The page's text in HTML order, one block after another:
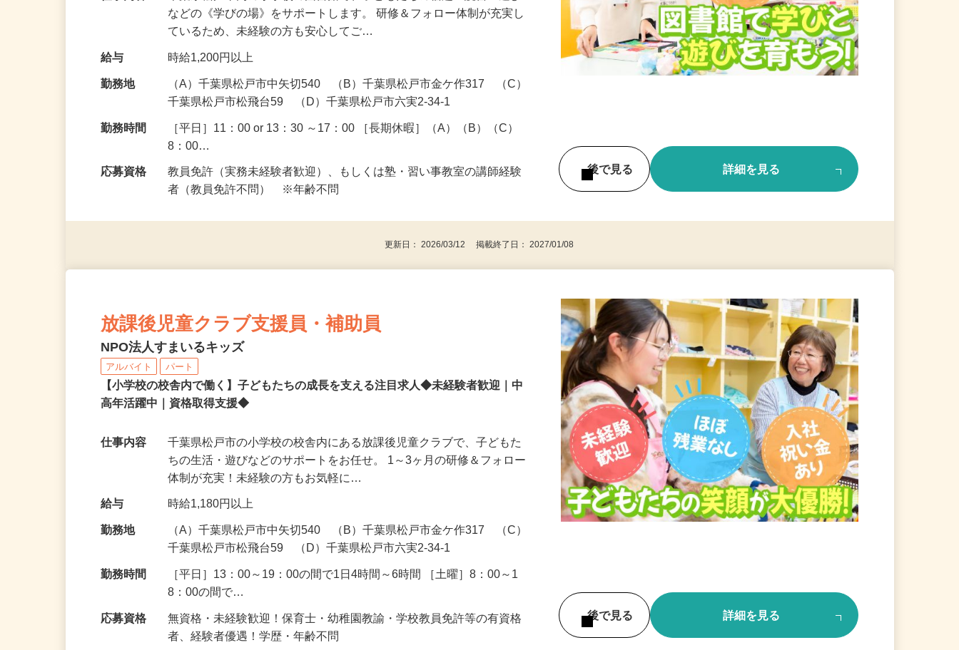
などの《学びの場》をサポートします。 研修＆フォロー体制が充実し
ているため、未経験の方も安心してご…
給与 時給1,200円以上
勤務地
（A）千葉県松戸市中矢切540 （B）千葉県松戸市金ケ作317 （C）
千葉県松戸市松飛台59 （D）千葉県松戸市六実2-34-1
勤務時間 ［平日］11：00 or 13：30 ～17：00 ［長期休暇］（A）（B）（C）
応募資格 教員免許（実務未経験者歓迎）、もしくは塾・習い事教室の講師経験
者（教員免許不問） ※年齢不問
後で見る 詳細を見る
放課後児童クラブ支援員・補助員
NPO法人すまいるキッズ
アルバイト パート
【小学校の校舎内で働く】子どもたちの成長を支える注目求人◆未経験者歓迎｜中
千葉県松戸市の小学校の校舎内にある放課後児童クラブで、子どもた
ちの生活・遊びなどのサポートをお任せ。 1～3ヶ月の研修＆フォロー
（A）千葉県松戸市中矢切540 （B）千葉県松戸市金ケ作317 （C）
［平日］13：00～19：00の間で1日4時間～6時間 ［土曜］8：00～1
無資格・未経験歓迎！保育士・幼稚園教諭・学校教員免許等の有資格 後で見る